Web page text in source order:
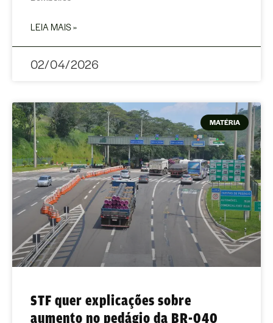
LEIA MAIS »
02/04/2026
MATÉRIA
STF quer explicações sobre
aumento no pedágio da BR-040